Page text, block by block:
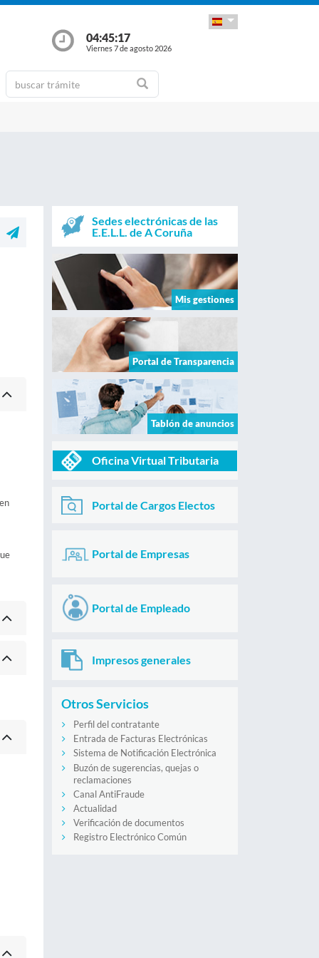
04:45:17
Viernes 7 de agosto 2026
Sedes electrónicas de las
E.E.L.L. de A Coruña
Mis gestiones
Portal de Transparencia
Tablón de anuncios
Oficina Virtual Tributaria
Portal de Cargos Electos
Portal de Empresas
Portal de Empleado
Impresos generales
Otros Servicios
Perfil del contratante
Entrada de Facturas Electrónicas
Sistema de Notificación Electrónica
Buzón de sugerencias, quejas o
reclamaciones
Canal AntiFraude
Actualidad
Verificación de documentos
Registro Electrónico Común